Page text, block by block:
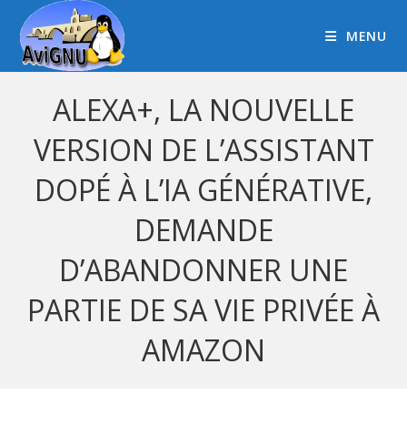
MENU
ALEXA+, LA NOUVELLE
VERSION DE L’ASSISTANT
DOPÉ À L’IA GÉNÉRATIVE,
DEMANDE
D’ABANDONNER UNE
PARTIE DE SA VIE PRIVÉE À
AMAZON